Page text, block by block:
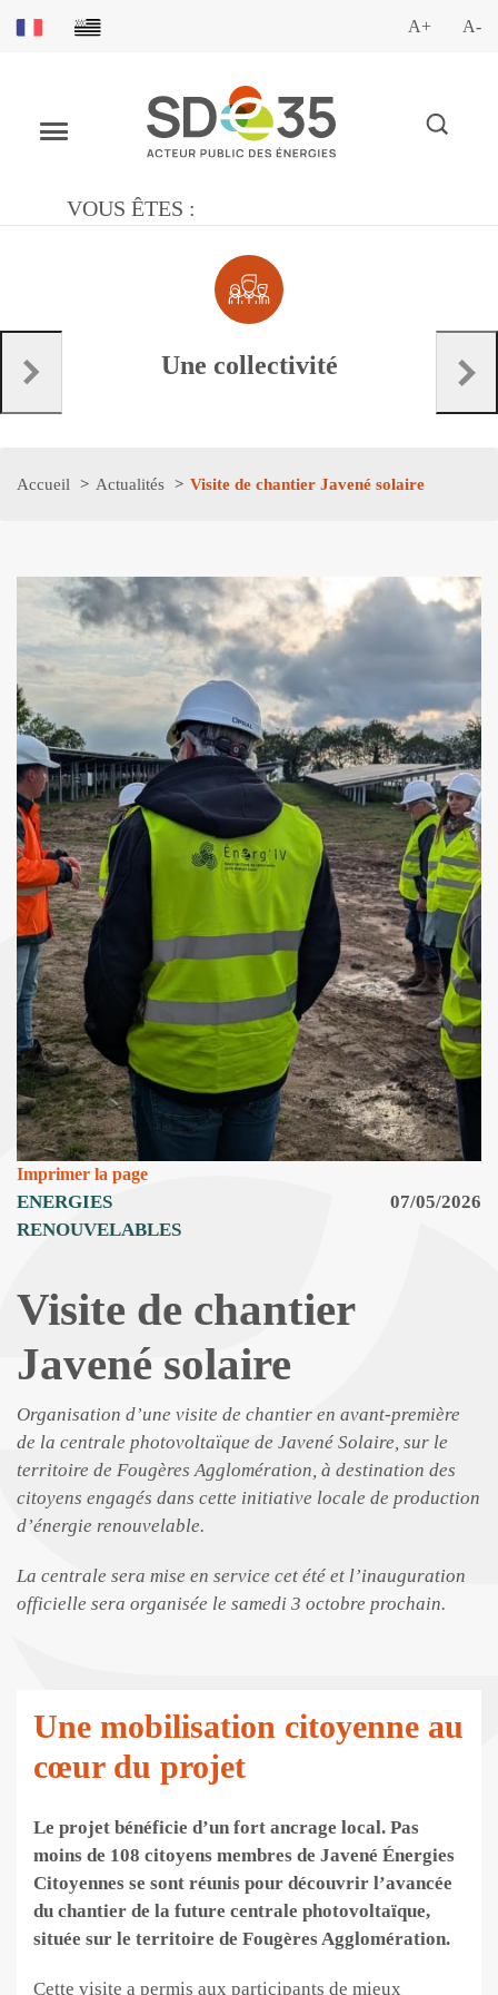
A+ A-
VOUS ÊTES :
Une collectivité
Accueil Actualités Visite de chantier Javené solaire
Imprimer la page
ENERGIES
RENOUVELABLES
07/05/2026
Visite de chantier
Javené solaire
Organisation d’une visite de chantier en avant-première
de la centrale photovoltaïque de Javené Solaire, sur le
territoire de Fougères Agglomération, à destination des
citoyens engagés dans cette initiative locale de production
d’énergie renouvelable.
La centrale sera mise en service cet été et l’inauguration
officielle sera organisée le samedi 3 octobre prochain.
Une mobilisation citoyenne au
cœur du projet
Le projet bénéficie d’un fort ancrage local. Pas
moins de 108 citoyens membres de Javené Énergies
Citoyennes se sont réunis pour découvrir l’avancée
du chantier de la future centrale photovoltaïque,
située sur le territoire de Fougères Agglomération.
Cette visite a permis aux participants de mieux